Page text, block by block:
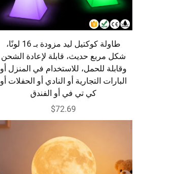
طاولة كوكتيل ليد مزودة بـ 16 لونًا،
شكل مربع حديث، قابلة لإعادة الشحن
وقابلة للحمل، للاستخدام في المنزل أو
البارات التجارية أو النادي أو الحفلات أو
كي تي في أو الفندق
$72.69